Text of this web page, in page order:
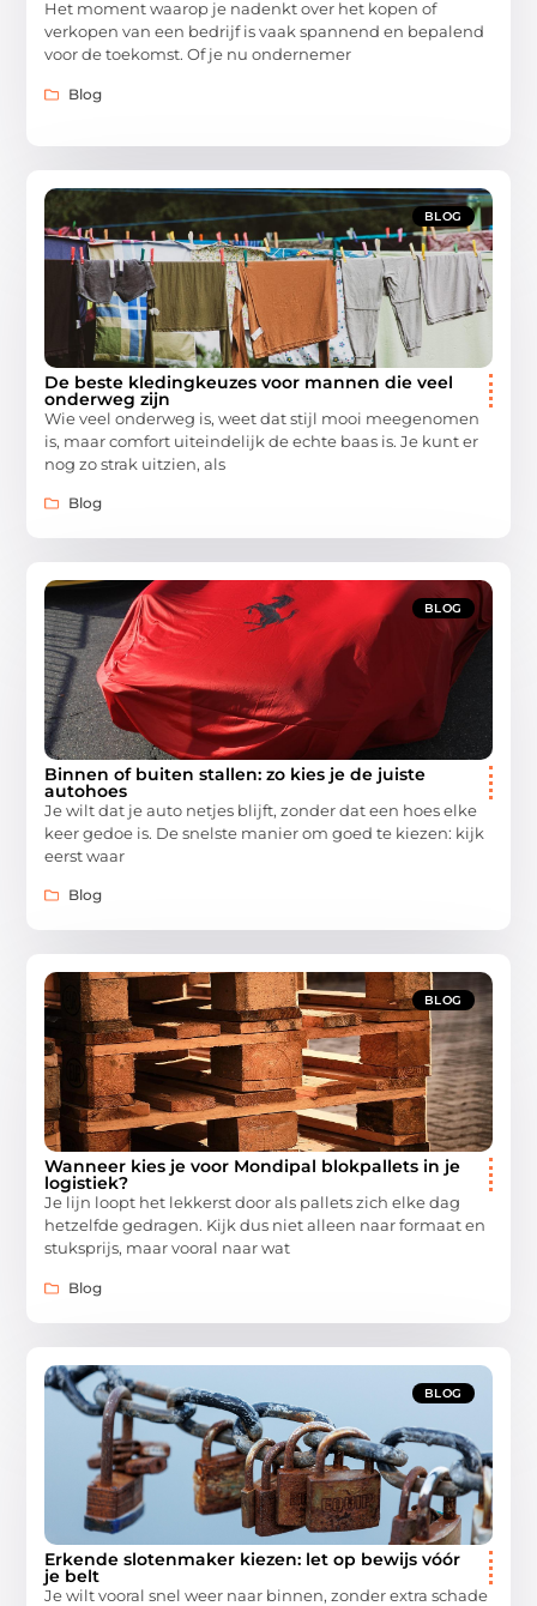
Het moment waarop je nadenkt over het kopen of
verkopen van een bedrijf is vaak spannend en bepalend
voor de toekomst. Of je nu ondernemer
Blog
BLOG
De beste kledingkeuzes voor mannen die veel
onderweg zijn
Wie veel onderweg is, weet dat stijl mooi meegenomen
is, maar comfort uiteindelijk de echte baas is. Je kunt er
nog zo strak uitzien, als
Blog
BLOG
Binnen of buiten stallen: zo kies je de juiste
autohoes
Je wilt dat je auto netjes blijft, zonder dat een hoes elke
keer gedoe is. De snelste manier om goed te kiezen: kijk
eerst waar
Blog
BLOG
Wanneer kies je voor Mondipal blokpallets in je
logistiek?
Je lijn loopt het lekkerst door als pallets zich elke dag
hetzelfde gedragen. Kijk dus niet alleen naar formaat en
stuksprijs, maar vooral naar wat
Blog
BLOG
Erkende slotenmaker kiezen: let op bewijs vóór
je belt
Je wilt vooral snel weer naar binnen, zonder extra schade